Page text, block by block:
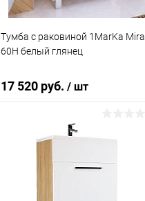
Тумба с раковиной 1MarKa Mira
60H белый глянец
17 520 руб. / шт